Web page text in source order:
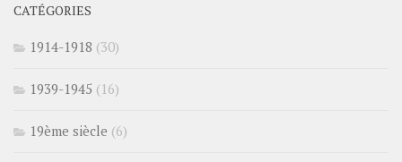
CATÉGORIES
1914-1918 (30)
1939-1945 (16)
19ème siècle (6)